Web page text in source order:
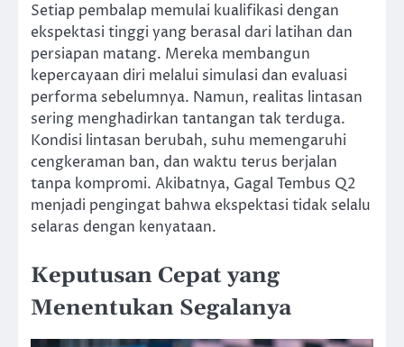
Setiap pembalap memulai kualifikasi dengan
ekspektasi tinggi yang berasal dari latihan dan
persiapan matang. Mereka membangun
kepercayaan diri melalui simulasi dan evaluasi
performa sebelumnya. Namun, realitas lintasan
sering menghadirkan tantangan tak terduga.
Kondisi lintasan berubah, suhu memengaruhi
cengkeraman ban, dan waktu terus berjalan
tanpa kompromi. Akibatnya, Gagal Tembus Q2
menjadi pengingat bahwa ekspektasi tidak selalu
selaras dengan kenyataan.
Keputusan Cepat yang
Menentukan Segalanya